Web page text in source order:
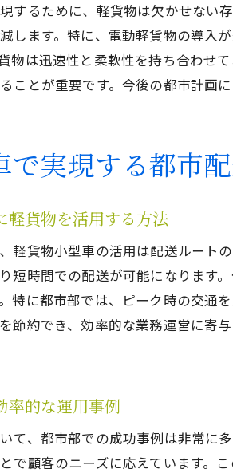
低コス
軽貨
都市の狭い
小型車
軽貨物
軽貨物の活
未来を
スマー
都市部
するために、軽貨物は欠かせない
します。特に、電動軽貨物の導入
物は迅速性と柔軟性を持ち合わせ
ことが重要です。今後の都市計画
で実現する都市
軽貨物を活用する方法
軽貨物小型車の活用は配送ルート
短時間での配送が可能になります
特に都市部では、ピーク時の交通
節約でき、効率的な業務運営に寄
率的な運用事例
て、都市部での成功事例は非常に
で顧客のニーズに応えています。